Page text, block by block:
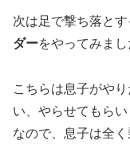
次は足で撃ち落と
ダーをやってみまし
こちらは息子がや
い、やらせてもらい
なので、息子は全